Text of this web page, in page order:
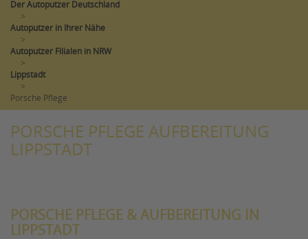
Der Autoputzer Deutschland
>
Autoputzer in Ihrer Nähe
>
Autoputzer Filialen in NRW
>
Lippstadt
>
Porsche Pflege
PORSCHE PFLEGE AUFBEREITUNG
LIPPSTADT
PORSCHE PFLEGE & AUFBEREITUNG IN
LIPPSTADT